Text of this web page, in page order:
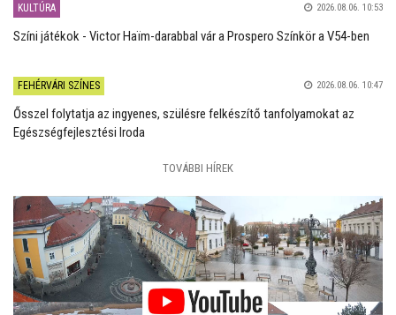
KULTÚRA 2026.08.06. 10:53
Színi játékok - Victor Haïm-darabbal vár a Prospero Színkör a V54-ben
FEHÉRVÁRI SZÍNES 2026.08.06. 10:47
Ősszel folytatja az ingyenes, szülésre felkészítő tanfolyamokat az
Egészségfejlesztési Iroda
TOVÁBBI HÍREK